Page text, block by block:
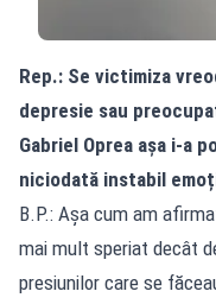
Rep.: Se victimiza
depresie sau
Gabriel Oprea așa i-a
niciodată instabil
B.P.: Așa cum am
mai mult speriat decât
presiunilor care se